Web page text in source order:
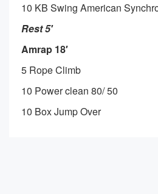
10 KB Swing American
Rest 5′
Amrap 18′
5 Rope Climb
10 Power clean 80/ 50
10 Box Jump Over